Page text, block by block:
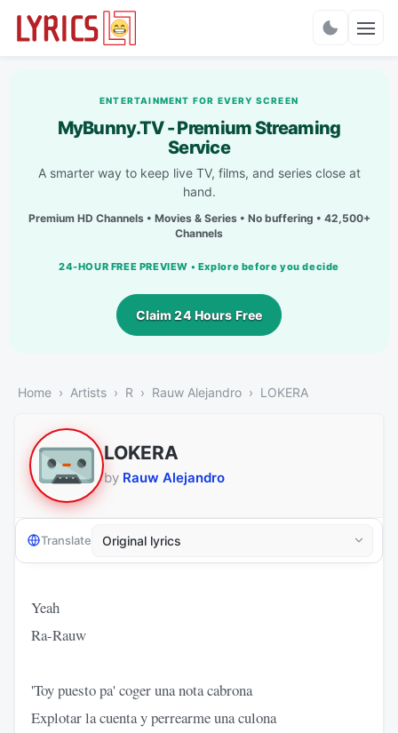
ENTERTAINMENT FOR EVERY SCREEN
MyBunny.TV - Premium Streaming
Service
A smarter way to keep live TV, films, and series close at
hand.
Premium HD Channels • Movies & Series • No buffering • 42,500+
Channels
24-HOUR FREE PREVIEW • Explore before you decide
Claim 24 Hours Free
Home Artists R Rauw Alejandro LOKERA
LOKERA
by Rauw Alejandro
Translate
Yeah
Ra-Rauw
'Toy puesto pa' coger una nota cabrona
Explotar la cuenta y perrearme una culona